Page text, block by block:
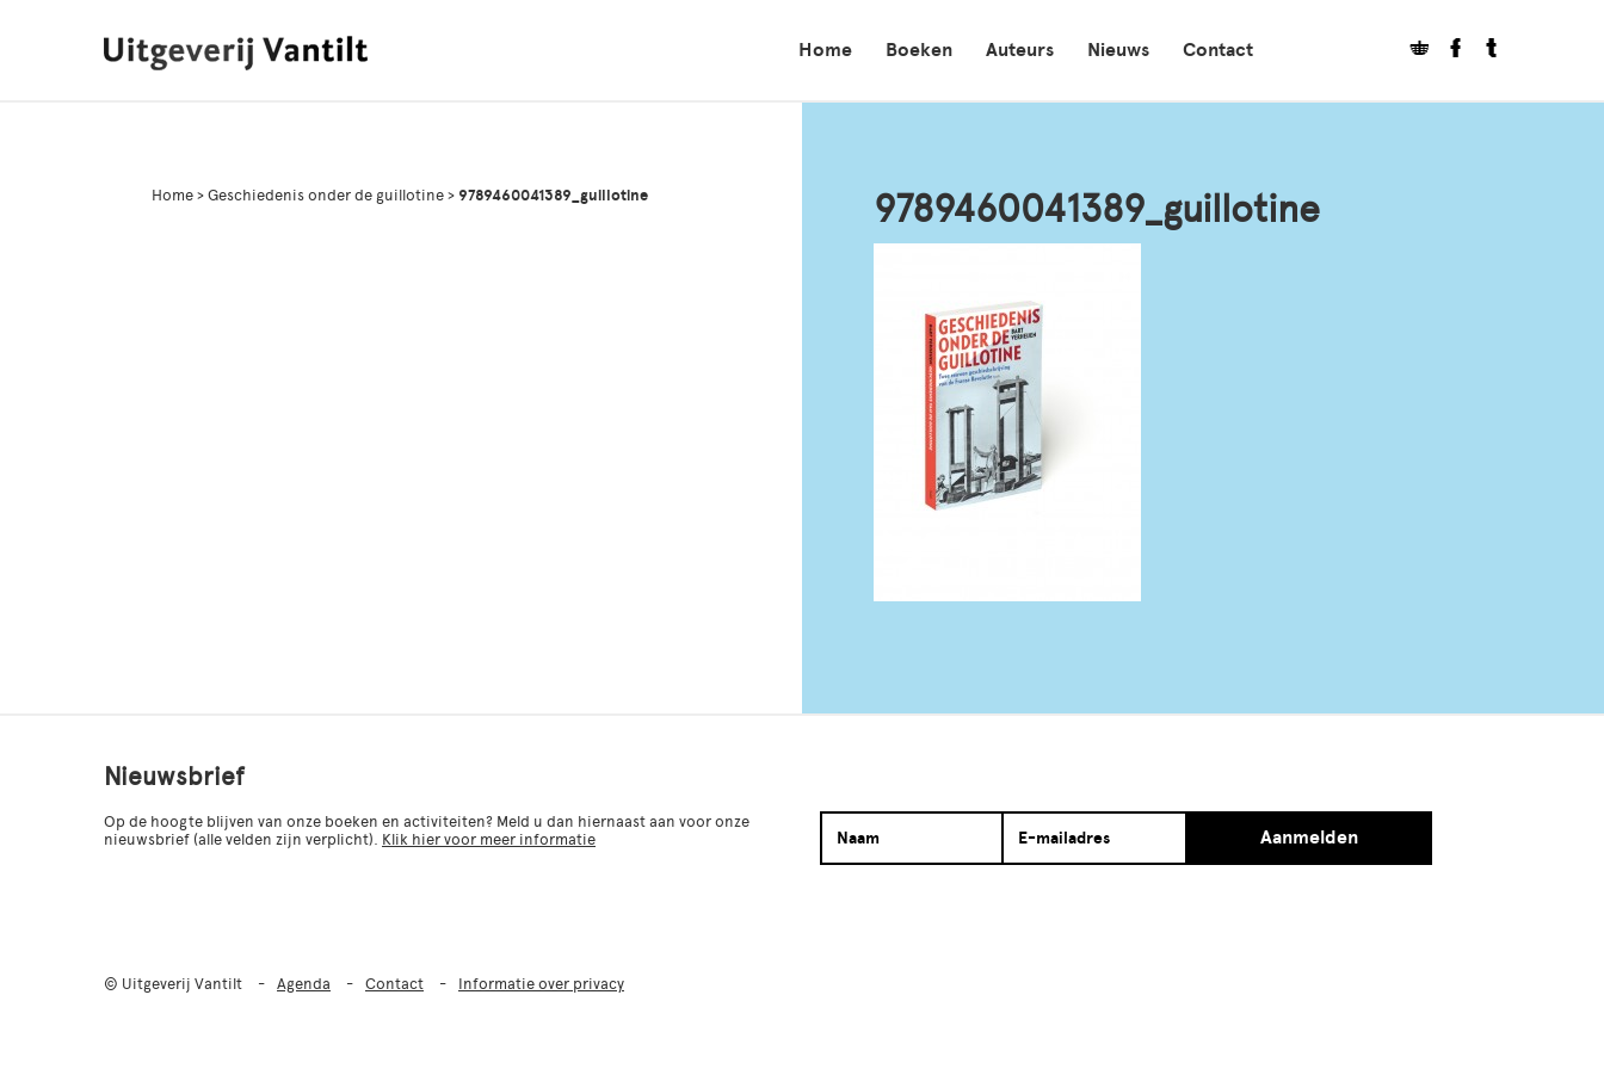
Home Boeken Auteurs Nieuws Contact
Home > Geschiedenis onder de guillotine > 9789460041389_guillotine 9789460041389_guillotine
Nieuwsbrief
Op de hoogte blijven van onze boeken en activiteiten? Meld u dan hiernaast aan voor onze
nieuwsbrief (alle velden zijn verplicht). Klik hier voor meer informatie Aanmelden
© Uitgeverij Vantilt Agenda Contact Informatie over privacy